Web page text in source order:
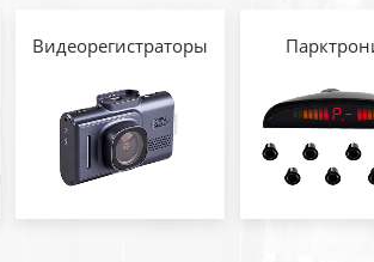
Видеорегистраторы